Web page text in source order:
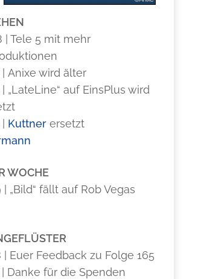
| Tele 5 mit mehr
| Anixe wird älter
| „LateLine“ auf EinsPlus wird
Kuttnerersetzt
WOCHE
| „Bild“ fällt auf Rob Vegas
| Euer Feedback zu Folge 165
| Danke für die Spenden